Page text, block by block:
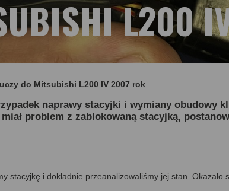
L200
do Mitsubishi L200 IV 2007 rok
naprawy stacyjki i wymiany obudowy
problem z zablokowaną stacyjką,
i dokładnie przeanalizowaliśmy jej stan. Okazało